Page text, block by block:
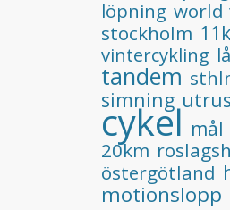
löpning world
stockholm
vintercykling
tandem
simning
cykel mål
20km
östergötland
motionslopp